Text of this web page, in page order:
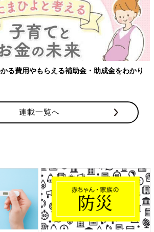
のも】妊婦の感染症対策、知っておいて！
連載一覧へ